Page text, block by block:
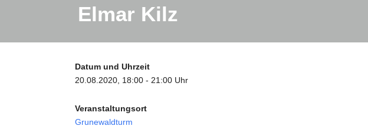
Elmar Kilz
Datum und Uhrzeit
20.08.2020, 18:00 - 21:00 Uhr
Veranstaltungsort
Grunewaldturm